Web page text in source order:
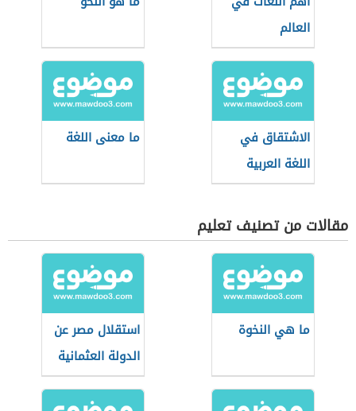
العالم
الاشتقاق في
اللغة العربية
ما معنى اللغة
مقالات من تصنيف تعليم
ما هي النخوة
استقلال مصر عن
الدولة العثمانية
1769